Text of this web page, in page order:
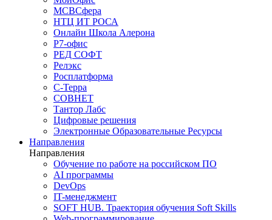
МСВСфера
НТЦ ИТ РОСА
Онлайн Школа Алерона
Р7-офис
РЕД СОФТ
Релэкс
Росплатформа
С-Терра
СОВНЕТ
Тантор Лабс
Цифровые решения
Электронные Образовательные Ресурсы
Направления
Направления
Обучение по работе на российском ПО
AI программы
DevOps
IT-менеджмент
SOFT HUB. Траектория обучения Soft Skills